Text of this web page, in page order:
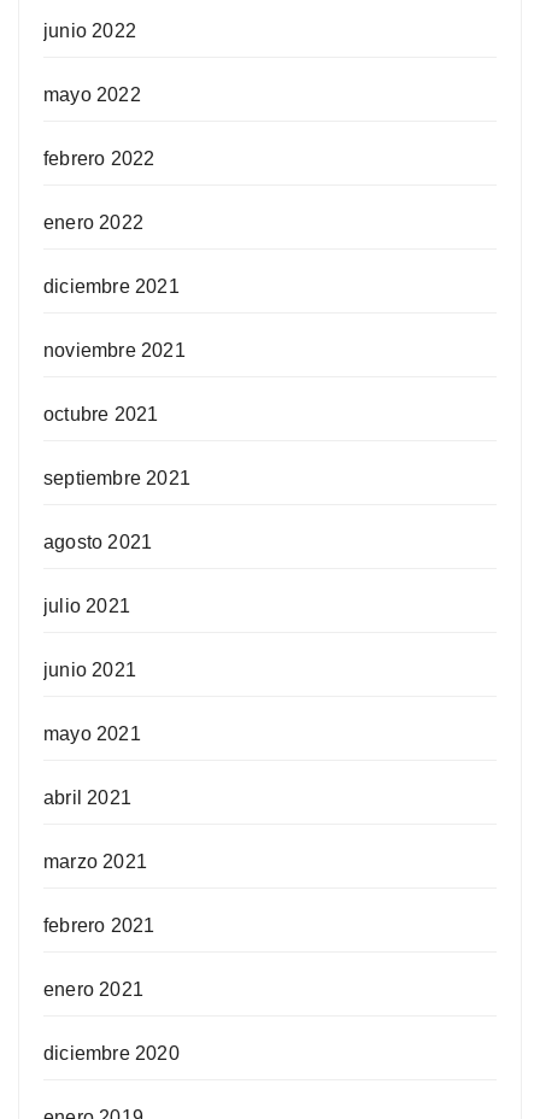
junio 2022
mayo 2022
febrero 2022
enero 2022
diciembre 2021
noviembre 2021
octubre 2021
septiembre 2021
agosto 2021
julio 2021
junio 2021
mayo 2021
abril 2021
marzo 2021
febrero 2021
enero 2021
diciembre 2020